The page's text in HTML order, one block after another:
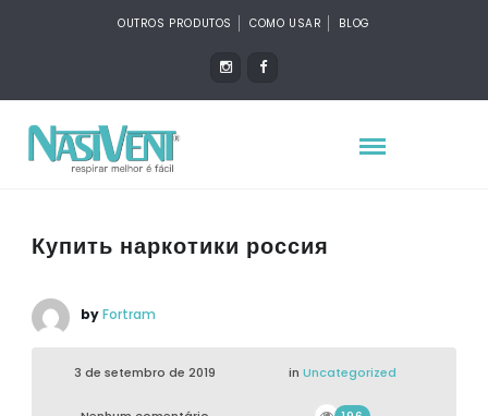
OUTROS PRODUTOS COMO USAR BLOG
Купить наркотики россия
byFortram
3 de setembro de 2019 in Uncategorized